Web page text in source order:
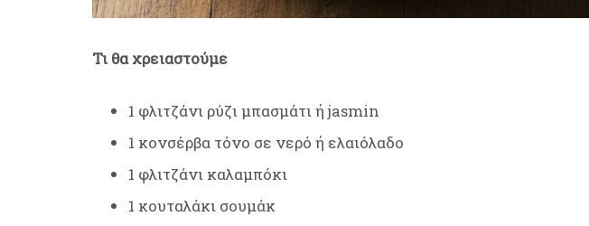
Τι θα χρειαστούμε
1 φλιτζάνι ρύζι μπασμάτι ή jasmin
1 κονσέρβα τόνο σε νερό ή ελαιόλαδο
1 φλιτζάνι καλαμπόκι
1 κουταλάκι σουμάκ